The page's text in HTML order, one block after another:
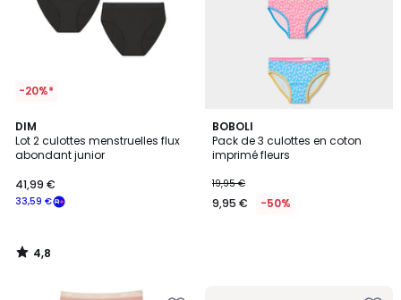
-20%*
DIM
Lot 2 culottes menstruelles flux
abondant junior
33,59 €
41,99 €
4,8
/ 5
4,8
/
BOBOLI
Pack de 3 culottes en coton
imprimé fleurs
19,95 €
9,95 € -50%